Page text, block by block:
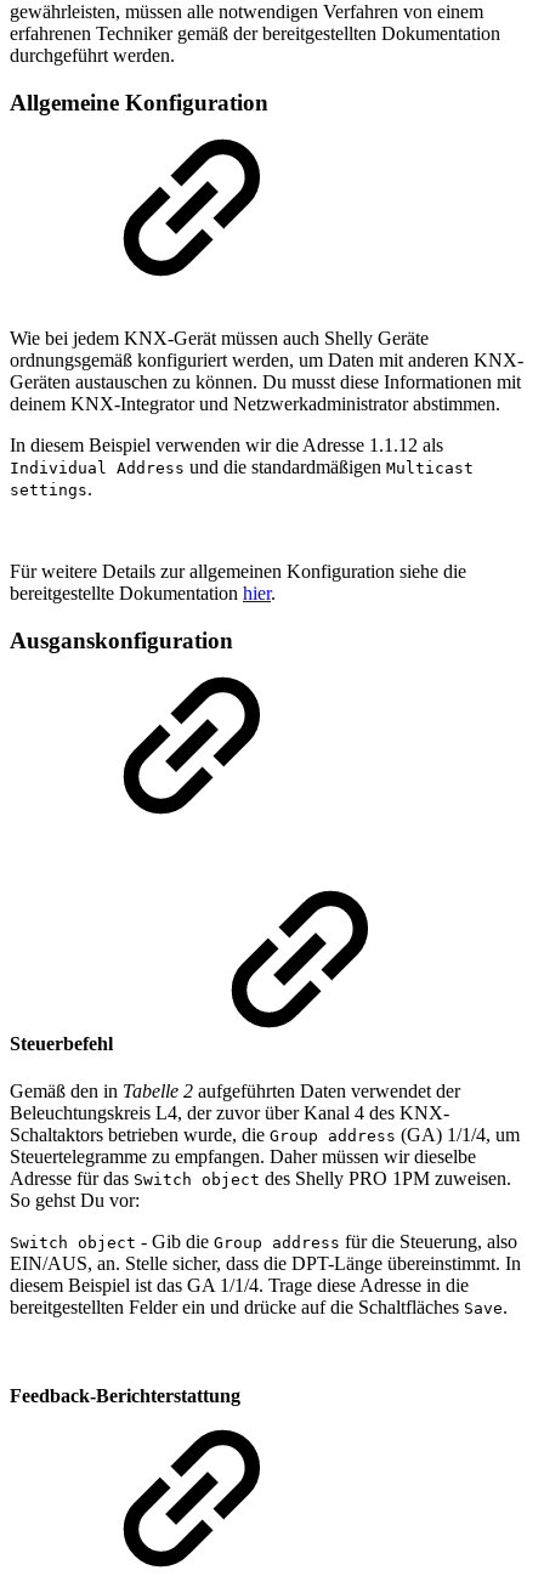
gewährleisten, müssen alle notwendigen Verfahren von einem
erfahrenen Techniker gemäß der bereitgestellten Dokumentation
durchgeführt werden.
Allgemeine Konfiguration
Wie bei jedem KNX-Gerät müssen auch Shelly Geräte
ordnungsgemäß konfiguriert werden, um Daten mit anderen KNX-
Geräten austauschen zu können. Du musst diese Informationen mit
deinem KNX-Integrator und Netzwerkadministrator abstimmen.
In diesem Beispiel verwenden wir die Adresse 1.1.12 als
Individual Address und die standardmäßigen Multicast
settings.
Für weitere Details zur allgemeinen Konfiguration siehe die
bereitgestellte Dokumentation hier.
Ausganskonfiguration
Steuerbefehl
Gemäß den in Tabelle 2 aufgeführten Daten verwendet der
Beleuchtungskreis L4, der zuvor über Kanal 4 des KNX-
Schaltaktors betrieben wurde, die Group address (GA) 1/1/4, um
Steuertelegramme zu empfangen. Daher müssen wir dieselbe
Adresse für das Switch object des Shelly PRO 1PM zuweisen.
So gehst Du vor:
Switch object - Gib die Group address für die Steuerung, also
EIN/AUS, an. Stelle sicher, dass die DPT-Länge übereinstimmt. In
diesem Beispiel ist das GA 1/1/4. Trage diese Adresse in die
bereitgestellten Felder ein und drücke auf die Schaltfläches Save.
Feedback-Berichterstattung